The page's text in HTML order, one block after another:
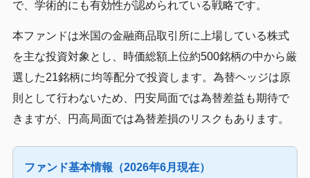
で、学術的にも有効性が認められている戦略です。
本ファンドは米国の金融商品取引所に上場している株式
を主な投資対象とし、時価総額上位約500銘柄の中から厳
選した21銘柄に均等配分で投資します。為替ヘッジは原
則として行わないため、円安局面では為替差益も期待で
きますが、円高局面では為替差損のリスクもあります。
ファンド基本情報（2026年6月現在）